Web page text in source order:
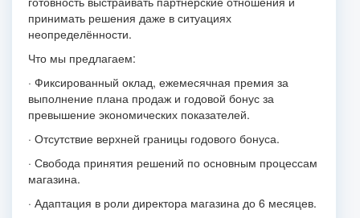
принимать решения даже в ситуациях
неопределённости.
Что мы предлагаем:
· Фиксированный оклад, ежемесячная премия за
выполнение плана продаж и годовой бонус за
превышение экономических показателей.
· Отсутствие верхней границы годового бонуса.
· Свобода принятия решений по основным процессам
магазина.
· Адаптация в роли директора магазина до 6 месяцев.